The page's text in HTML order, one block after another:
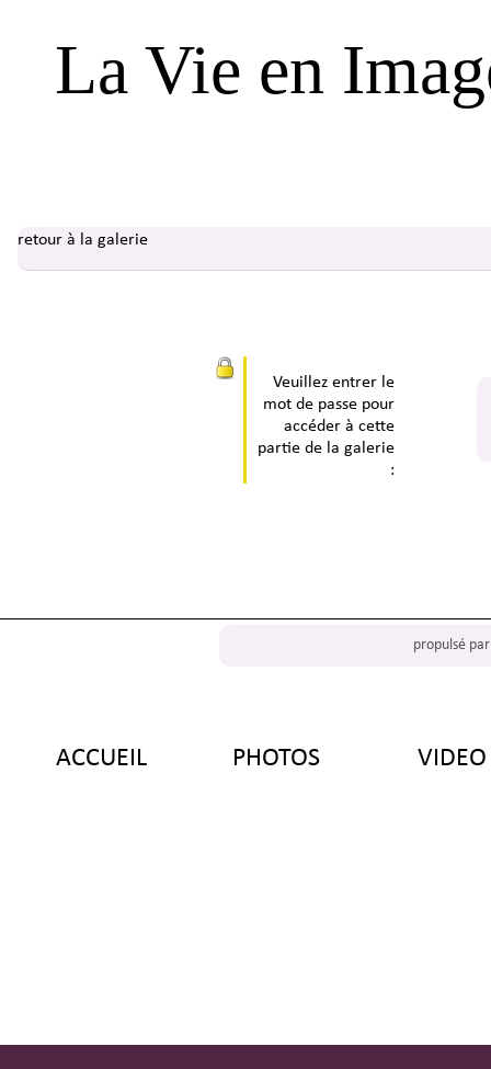
La Vie en
retour à la galerie
Veuillez entrer le
mot de passe pour
accéder à cette
partie de la galerie
:
propulsé
ACCUEIL PHOTOS VIDEO